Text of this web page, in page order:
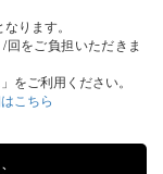
ります。
をご負担いただきま
をご利用ください。
こちら